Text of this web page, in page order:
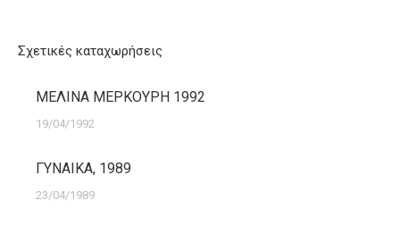
Σχετικές καταχωρήσεις
ΜΕΛΙΝΑ ΜΕΡΚΟΥΡΗ 1992
19/04/1992
ΓΥΝΑΙΚΑ, 1989
23/04/1989